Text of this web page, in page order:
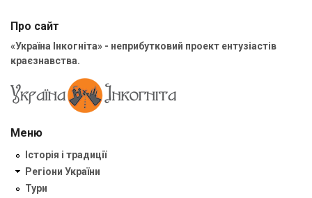
Про сайт
«Україна Інкогніта» - неприбутковий проект ентузіастів
краєзнавства.
Меню
Історія і традиції
Регіони України
Тури